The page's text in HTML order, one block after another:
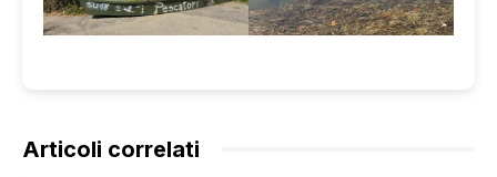
Articoli correlati